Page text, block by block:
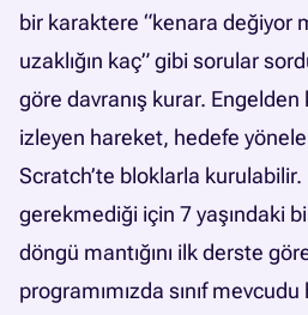
bir karaktere “kenara değiyor
uzaklığın kaç” gibi sorular
göre davranış kurar.
izleyen hareket, hedefe
Scratch’te bloklarla
gerekmediği için 7 yaşındaki
döngü mantığını ilk derste
programımızda sınıf